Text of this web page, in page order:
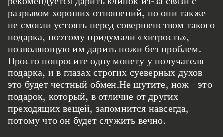
разрывом хороших отношений, но они также
не смогли устоять перед совершенством такого
подарка, поэтому придумали «хитрость»,
позволяющую им дарить ножи без проблем.
Просто попросите одну монету у получателя
подарка, и в глазах строгих суеверных духов
это будет честный обмен.Не шутите, нож - это
подарок, который, в отличие от других
преходящих вещей, запомнится навсегда,
потому что он будет служить вечно.